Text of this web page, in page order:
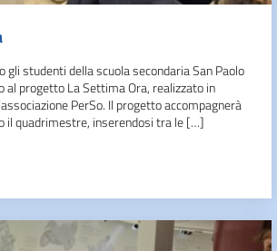
gli studenti della scuola secondaria San Paolo
al progetto La Settima Ora, realizzato in
PerSo. Il progetto accompagnerà
il quadrimestre, inserendosi tra le […]